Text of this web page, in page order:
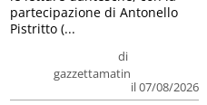
di
gazzettamatin
il 07/08/2026
partecipazione di Antonello
Pistritto (...